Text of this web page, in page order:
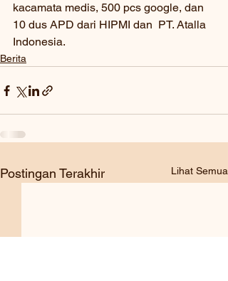
kacamata medis, 500 pcs google, dan
10 dus APD dari HIPMI dan  PT. Atalla
Indonesia.
Berita
Postingan Terakhir Lihat Semua